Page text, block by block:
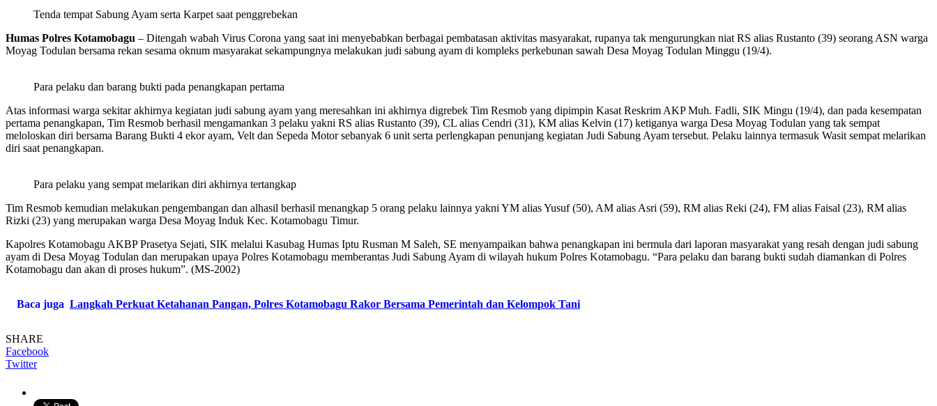
Tenda tempat Sabung Ayam serta Karpet saat penggrebekan
Humas Polres Kotamobagu – Ditengah wabah Virus Corona yang saat ini menyebabkan berbagai pembatasan aktivitas masyarakat, rupanya tak mengurungkan niat RS alias Rustanto (39) seorang ASN warga
Moyag Todulan bersama rekan sesama oknum masyarakat sekampungnya melakukan judi sabung ayam di kompleks perkebunan sawah Desa Moyag Todulan Minggu (19/4).
Para pelaku dan barang bukti pada penangkapan pertama
Atas informasi warga sekitar akhirnya kegiatan judi sabung ayam yang meresahkan ini akhirnya digrebek Tim Resmob yang dipimpin Kasat Reskrim AKP Muh. Fadli, SIK Mingu (19/4), dan pada kesempatan
pertama penangkapan, Tim Resmob berhasil mengamankan 3 pelaku yakni RS alias Rustanto (39), CL alias Cendri (31), KM alias Kelvin (17) ketiganya warga Desa Moyag Todulan yang tak sempat
meloloskan diri bersama Barang Bukti 4 ekor ayam, Velt dan Sepeda Motor sebanyak 6 unit serta perlengkapan penunjang kegiatan Judi Sabung Ayam tersebut. Pelaku lainnya termasuk Wasit sempat melarikan
diri saat penangkapan.
Para pelaku yang sempat melarikan diri akhirnya tertangkap
Tim Resmob kemudian melakukan pengembangan dan alhasil berhasil menangkap 5 orang pelaku lainnya yakni YM alias Yusuf (50), AM alias Asri (59), RM alias Reki (24), FM alias Faisal (23), RM alias
Rizki (23) yang merupakan warga Desa Moyag Induk Kec. Kotamobagu Timur.
Kapolres Kotamobagu AKBP Prasetya Sejati, SIK melalui Kasubag Humas Iptu Rusman M Saleh, SE menyampaikan bahwa penangkapan ini bermula dari laporan masyarakat yang resah dengan judi sabung
ayam di Desa Moyag Todulan dan merupakan upaya Polres Kotamobagu memberantas Judi Sabung Ayam di wilayah hukum Polres Kotamobagu. “Para pelaku dan barang bukti sudah diamankan di Polres
Kotamobagu dan akan di proses hukum”. (MS-2002)
Baca juga Langkah Perkuat Ketahanan Pangan, Polres Kotamobagu Rakor Bersama Pemerintah dan Kelompok Tani
SHARE
Facebook
Twitter